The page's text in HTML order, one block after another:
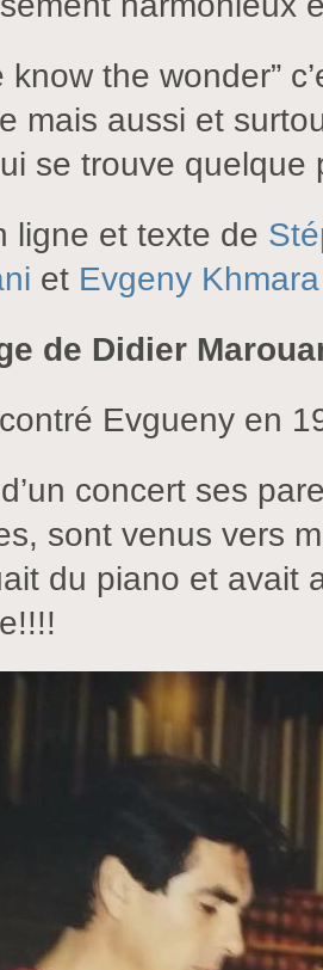
know the wonder”
mais aussi et
se trouve quelque
ligne et texte de
et Evgeny Khmara
de Didier
Evgueny en
concert ses
sont venus vers
du piano et avait